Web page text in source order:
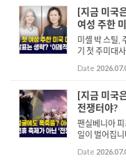
[지금 미국
여성 주한
미셸 박 스틸,
기 첫 주미대
격적인 대사
는 앨리슨 후
Date
[지금 미국
전쟁터야?
팬실베니아
일이 벌어집니다.
압 당하며 체
년들과 그 뒤
Date